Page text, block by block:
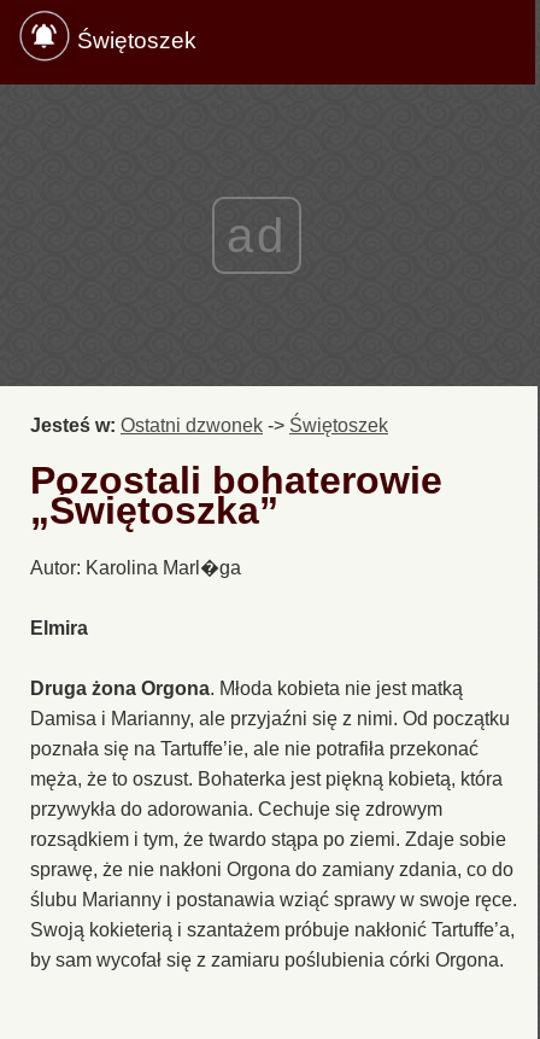
Świętoszek
ad
Jesteś w: Ostatni dzwonek -> Świętoszek
Pozostali bohaterowie
„Świętoszka”
Autor: Karolina Marl�ga
Elmira
Druga żona Orgona. Młoda kobieta nie jest matką
Damisa i Marianny, ale przyjaźni się z nimi. Od początku
poznała się na Tartuffe’ie, ale nie potrafiła przekonać
męża, że to oszust. Bohaterka jest piękną kobietą, która
przywykła do adorowania. Cechuje się zdrowym
rozsądkiem i tym, że twardo stąpa po ziemi. Zdaje sobie
sprawę, że nie nakłoni Orgona do zamiany zdania, co do
ślubu Marianny i postanawia wziąć sprawy w swoje ręce.
Swoją kokieterią i szantażem próbuje nakłonić Tartuffe’a,
by sam wycofał się z zamiaru poślubienia córki Orgona.